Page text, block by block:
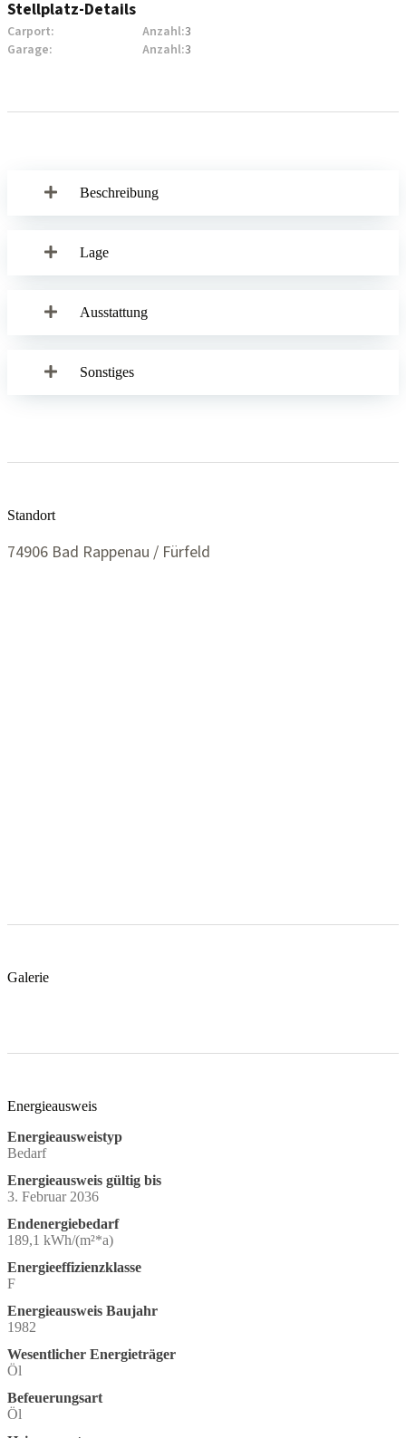
Stellplatz-Details
Carport: Anzahl:3
Garage:
Anzahl:3
Beschreibung
Lage
Ausstattung
Sonstiges
Standort
74906 Bad Rappenau / Fürfeld
Galerie
Energieausweis
Energieausweistyp
Bedarf
Energieausweis gültig bis
3. Februar 2036
Endenergiebedarf
189,1 kWh/(m²*a)
Energieeffizienzklasse
F
Energieausweis Baujahr
1982
Wesentlicher Energieträger
Öl
Befeuerungsart
Öl